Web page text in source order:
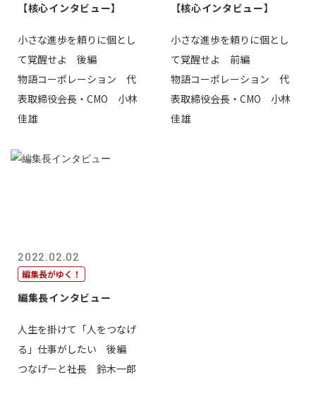
【核心インタビュー】
小さな進歩を頼りに個とし
て覚醒せよ 後編
物語コーポレーション 代
表取締役会長・CMO 小林
佳雄
【核心インタビュー】
小さな進歩を頼りに個とし
て覚醒せよ 前編
物語コーポレーション 代
表取締役会長・CMO 小林
佳雄
2022.02.02
編集長がゆく！
編集長インタビュー
人生を掛けて「人をつなげ
る」仕事がしたい 後編
つなげーと社長 鈴木一郎